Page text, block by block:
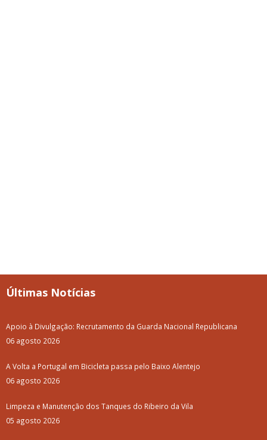
Últimas Notícias
Apoio à Divulgação: Recrutamento da Guarda Nacional Republicana
06 agosto 2026
A Volta a Portugal em Bicicleta passa pelo Baixo Alentejo
06 agosto 2026
Limpeza e Manutenção dos Tanques do Ribeiro da Vila
05 agosto 2026